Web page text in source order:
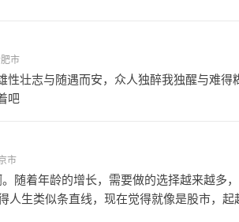
市
性壮志与随遇而安，众人独醉我独醒与难
吧
市
。随着年龄的增长，需要做的选择越来越多
人生类似条直线，现在觉得就像是股市，